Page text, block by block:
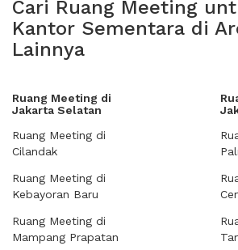
Cari Ruang Meeting
Kantor Sementara di
Lainnya
Ruang Meeting di
Jakarta Selatan
Ruang Meeting di
Cilandak
Ruang Meeting di
Kebayoran Baru
Ruang Meeting di
Mampang Prapatan